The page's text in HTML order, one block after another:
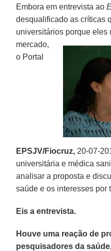
Embora em entrevista ao
desqualificado as críticas
universitários porque eles
mercado,
o Portal
EPSJV/Fiocruz, 20-07-
universitária e médica
analisar a proposta e
saúde e os interesses por
Eis a entrevista.
Houve uma reação de
pesquisadores da